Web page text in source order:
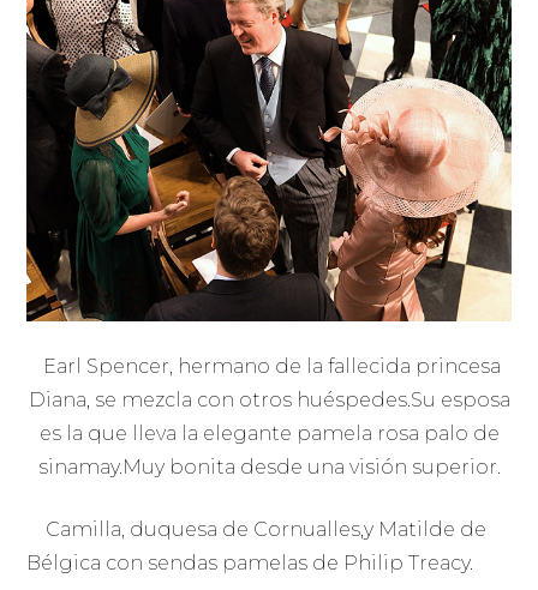
Earl Spencer, hermano de la fallecida princesa
Diana, se mezcla con otros huéspedes.Su esposa
es la que lleva la elegante pamela rosa palo de
sinamay.Muy bonita desde una visión superior.
Camilla, duquesa de Cornualles,y Matilde de
Bélgica con sendas pamelas de Philip Treacy.